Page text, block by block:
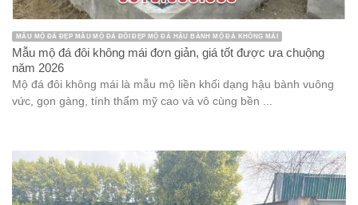
MẪU MỘ ĐÁ ĐẸP MẪU MỘ ĐÁ ĐÔI ĐẸP MỘ ĐÁ HẬU BÀNH MỘ ĐÁ KHÔNG MÁI
Mẫu mộ đá đôi không mái đơn giản, giá tốt được ưa chuộng
năm 2026
Mộ đá đôi không mái là mẫu mộ liền khối dạng hậu bành vuông
vức, gọn gàng, tính thẩm mỹ cao và vô cùng bền ...